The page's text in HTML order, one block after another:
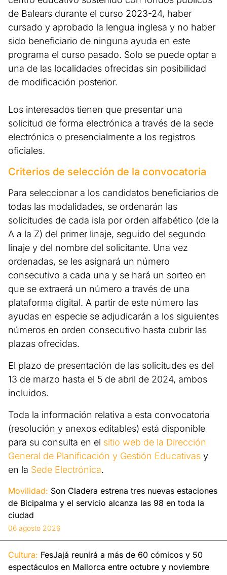
de Balears durante el curso 2023-24, haber
cursado y aprobado la lengua inglesa y no haber
sido beneficiario de ninguna ayuda en este
programa el curso pasado. Solo se puede optar a
una de las localidades ofrecidas sin posibilidad
de modificación posterior.
Los interesados tienen que presentar una
solicitud de forma electrónica a través de la sede
electrónica o presencialmente a los registros
oficiales.
Criterios de selección de la convocatoria
Para seleccionar a los candidatos beneficiarios de
todas las modalidades, se ordenarán las
solicitudes de cada isla por orden alfabético (de la
A a la Z) del primer linaje, seguido del segundo
linaje y del nombre del solicitante. Una vez
ordenadas, se les asignará un número
consecutivo a cada una y se hará un sorteo en
que se extraerá un número a través de una
plataforma digital. A partir de este número las
ayudas en especie se adjudicarán a los siguientes
números en orden consecutivo hasta cubrir las
plazas ofrecidas.
El plazo de presentación de las solicitudes es del
13 de marzo hasta el 5 de abril de 2024, ambos
incluidos.
Toda la información relativa a esta convocatoria
(resolución y anexos editables) está disponible
para su consulta en el sitio web de la Dirección
General de Planificación y Gestión Educativas y
en la Sede Electrónica.
Movilidad: Son Cladera estrena tres nuevas estaciones
de Bicipalma y el servicio alcanza las 98 en toda la
ciudad
06 agosto 2026
Cultura: FesJajá reunirá a más de 60 cómicos y 50
espectáculos en Mallorca entre octubre y noviembre